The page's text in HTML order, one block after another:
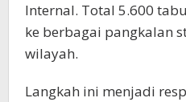
Internal. Total 5.600
ke berbagai pangkalan
wilayah.
Langkah ini menjadi